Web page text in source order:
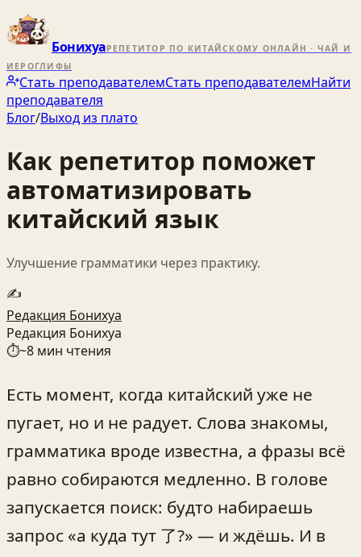
БонихуаРЕПЕТИТОР ПО КИТАЙСКОМУ ОНЛАЙН · ЧАЙ И
ИЕРОГЛИФЫ
Стать преподавателемСтать преподавателемНайти
преподавателя
Блог/Выход из плато
Как репетитор поможет
автоматизировать
китайский язык
Улучшение грамматики через практику.
✍️
Редакция Бонихуа
Редакция Бонихуа
⏱~8 мин чтения
Есть момент, когда китайский уже не
пугает, но и не радует. Слова знакомы,
грамматика вроде известна, а фразы всё
равно собираются медленно. В голове
запускается поиск: будто набираешь
запрос «а куда тут 了?» — и ждёшь. И в